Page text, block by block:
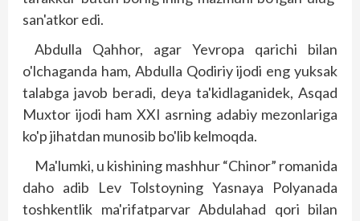
san'atkor edi.
Abdulla Qahhor, agar Yevropa qarichi bilan
o'lchaganda ham, Abdulla Qodiriy ijodi eng yuksak
talabga javob beradi, deya ta'kidlaganidek, Asqad
Muxtor ijodi ham XXI asrning adabiy mezonlariga
ko'p jihatdan munosib bo'lib kelmoqda.
Ma'lumki, u kishining mashhur “Chinor” romanida
daho adib Lev Tolstoyning Yasnaya Polyanada
toshkentlik ma'rifatparvar Abdulahad qori bilan